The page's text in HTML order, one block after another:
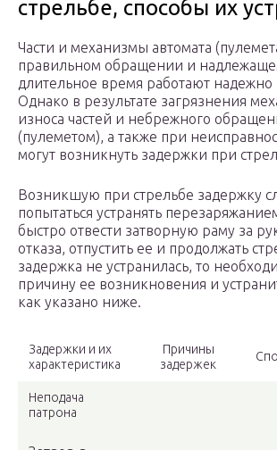
стрельбе, способы их
Части и механизмы автомата
правильном обращении и
длительное время работают надежно
Однако в результате загрязнения
износа частей и небрежного
(пулеметом), а также при
могут возникнуть задержки при
Возникшую при стрельбе задержку
попытаться устранять
быстро отвести затворную раму за
отказа, отпустить ее и продолжать
задержка не устранилась, то
причину ее возникновения и
как указано ниже.
Задержки и их
характеристика
Причины
задержек
Неподача
патрона